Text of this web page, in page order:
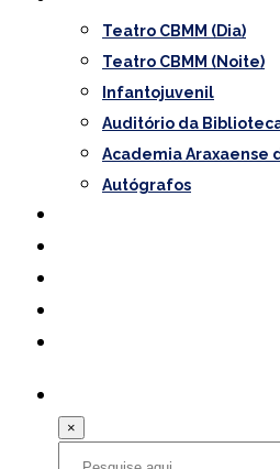
Teatro CBMM (Dia)
Teatro CBMM (Noite)
Infantojuvenil
Auditório da
Academia Araxaense
Autógrafos
×